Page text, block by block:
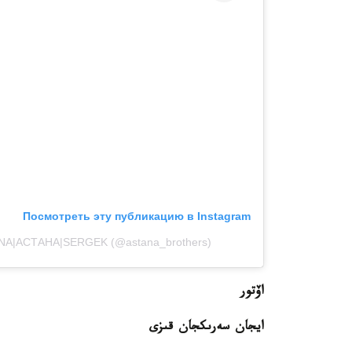
Посмотреть эту публикацию в Instagram
(@astana_brothers)
اۆتور
ايجان سەرىكجان قىزى